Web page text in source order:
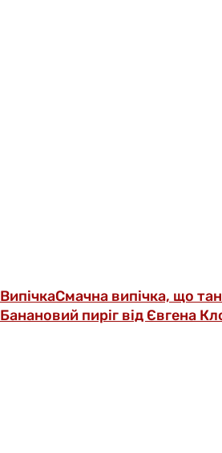
ВипічкаСмачна випічка, що
Банановий пиріг від Євгена